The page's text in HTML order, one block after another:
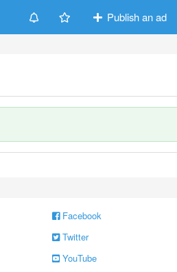
Publish an ad
Facebook
Twitter
YouTube